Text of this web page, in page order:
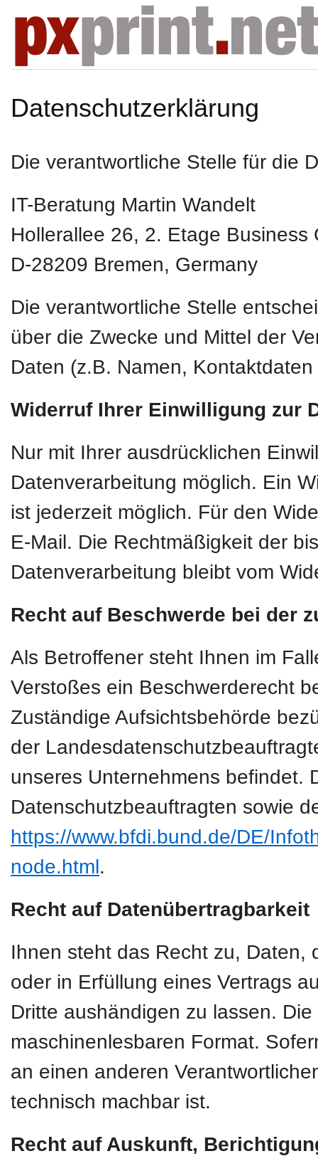
Datenschutzerklärung
Die verantwortliche Stelle für die
IT-Beratung Martin Wandelt
Hollerallee 26, 2. Etage Business
D-28209 Bremen, Germany
Die verantwortliche Stelle
über die Zwecke und Mittel der
Daten (z.B. Namen,
Widerruf Ihrer Einwilligung zur
Nur mit Ihrer ausdrücklichen
Datenverarbeitung möglich. Ein
ist jederzeit möglich. Für den
E-Mail. Die Rechtmäßigkeit der
Datenverarbeitung bleibt vom
Recht auf Beschwerde bei der
Als Betroffener steht Ihnen im
Verstoßes ein Beschwerderecht
Zuständige Aufsichtsbehörde
der
unseres Unternehmens befindet.
Datenschutzbeauftragten sowie
https://www.bfdi.bund.de/DE/
node.html.
Recht auf Datenübertragbarkeit
Ihnen steht das Recht zu, Daten,
oder in Erfüllung eines Vertrags
Dritte aushändigen zu lassen.
maschinenlesbaren Format.
an einen anderen
technisch machbar ist.
Recht auf Auskunft,